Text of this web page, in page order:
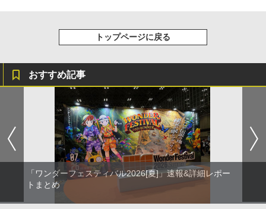
トップページに戻る
おすすめ記事
「ワンダーフェスティバル2026[夏]」速報&詳細レポー
トまとめ